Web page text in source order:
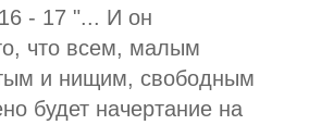
- 17 "... И он
что всем, малым
и нищим, свободным
будет начертание на